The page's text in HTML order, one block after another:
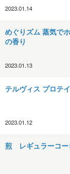
2023.01.14
めぐりズム 蒸気で
の香り
2023.01.13
テルヴィス プロテ
2023.01.12
煎 レギュラーコー